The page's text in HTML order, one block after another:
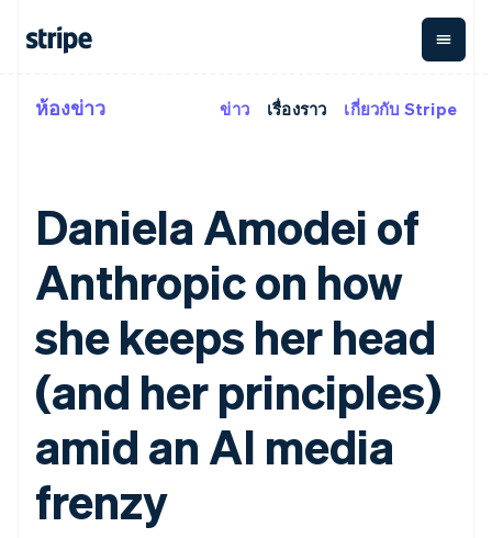
การชำระเงิน
ออนไลน์
Payment links
การชำระเงิน
แบบไม่ต้อง
UI การชำระ
เงินสำเร็จรูป
Elements
องค์ประกอบ UI
ที่ยืดหยุ่น
วิธีการชำระ
เงิน
มากกว่า 125
รายการ
Authorization
รายรับ
แบบแผนล่วง
หน้า
Metronome
การเรียกเก็บ
เงินตามการ
ตามรอบบิล
การจัดการ
การชำระเงิน
ตามรอบบิล
Invoicing
ครั้งเดียวหรือ
ตามแบบแผน
ล่วงหน้า
Tax
การ
Global
Payouts
เบิกจ่าย
ให้กับ
บุคคลที่
สาม
แพลตฟ
ตามกรณีใช้งาน
การค้าแบบใช้เอเจนต์
อีคอมเมิร์ซ
บริการทางการเงินที่ผสาน
รวมในตัว
การทำงานอัตโนมัติด้าน
การเงิน
ธุรกิจทั่วโลก
การชำระเงินในแอป
มาร์เก็ตเพลส
แพลตฟอร์ม
SaaS
เอกสารประกอบ
Stripe Apps
คู่มือ
รับการชำระเงินออนไลน์
ติดตั้งใช้งานการชำระเงิน
สำเร็จรูป
สร้างแพลตฟอร์มหรือ
มาร์เก็ตเพลส
จัดการการชำระเงินตาม
รอบบิล
การใช้งาน
ออกบัตรที่มีสเตเบิลคอยน์
การสนับสนุน
รับการสนับสนุน
แพ็กเกจการสนับสนุนที่ได้
รับการจัดการ
บริการเฉพาะทาง
แผนงานผลิตภัณฑ์
ห้องข่าว ข่าว เรื่องราว เกี่ยวกับ Stripe
Daniela Amodei of
Anthropic on how
she keeps her head
(and her principles)
amid an AI media
frenzy